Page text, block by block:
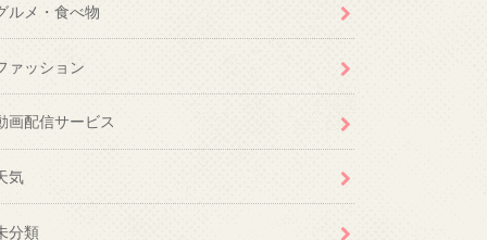
ルメ・食べ物
ァッション
画配信サービス
気
分類